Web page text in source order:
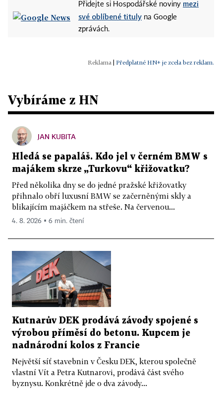
Přidejte si Hospodářské noviny mezi
své oblíbené tituly na Google
zprávách.
Předplatné HN+ je zcela bez reklam.
Vybíráme z HN
JAN KUBITA
Hledá se papaláš. Kdo jel v černém BMW s
majákem skrze „Turkovu“ křižovatku?
Před několika dny se do jedné pražské křižovatky
přihnalo obří luxusní BMW se začerněnými skly a
blikajícím majáčkem na střeše. Na červenou...
4. 8. 2026 ▪ 6 min. čtení
Kutnarův DEK prodává závody spojené s
výrobou příměsí do betonu. Kupcem je
nadnárodní kolos z Francie
Největší síť stavebnin v Česku DEK, kterou společně
vlastní Vít a Petra Kutnarovi, prodává část svého
byznysu. Konkrétně jde o dva závody...